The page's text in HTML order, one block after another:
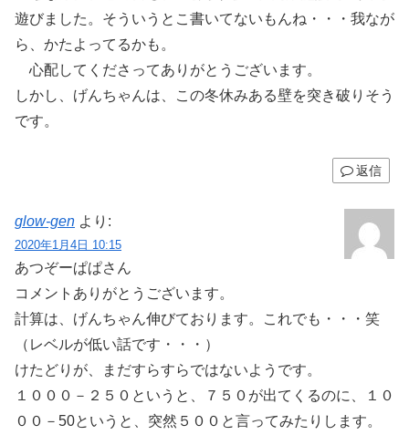
遊びました。そういうとこ書いてないもんね・・・我なが
ら、かたよってるかも。
心配してくださってありがとうございます。
しかし、げんちゃんは、この冬休みある壁を突き破りそう
です。
返信
glow-gen より:
2020年1月4日 10:15
あつぞーぱぱさん
コメントありがとうございます。
計算は、げんちゃん伸びております。これでも・・・笑
（レベルが低い話です・・・）
けたどりが、まだすらすらではないようです。
１０００－２５０というと、７５０が出てくるのに、１０
００－50というと、突然５００と言ってみたりします。